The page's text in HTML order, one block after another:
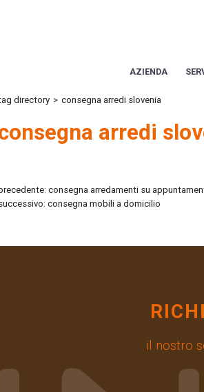
AZIENDA
directory > consegna arredi slovenia
arredi
consegna arredamenti su
consegna mobili a domicilio
il nostro